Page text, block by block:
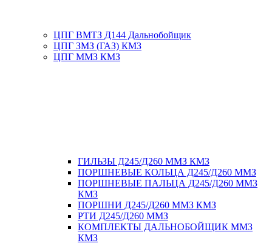
ЦПГ ВМТЗ Д144 Дальнобойщик
ЦПГ ЗМЗ (ГАЗ) КМЗ
ЦПГ ММЗ КМЗ
ГИЛЬЗЫ Д245/Д260 ММЗ КМЗ
ПОРШНЕВЫЕ КОЛЬЦА Д245/Д260 ММЗ
ПОРШНЕВЫЕ ПАЛЬЦА Д245/Д260 ММЗ
КМЗ
ПОРШНИ Д245/Д260 ММЗ КМЗ
РТИ Д245/Д260 ММЗ
КОМПЛЕКТЫ ДАЛЬНОБОЙЩИК ММЗ
КМЗ